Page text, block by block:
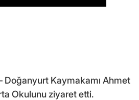
Doğanyurt Kaymakamı Ahmet
Okulunu ziyaret etti.